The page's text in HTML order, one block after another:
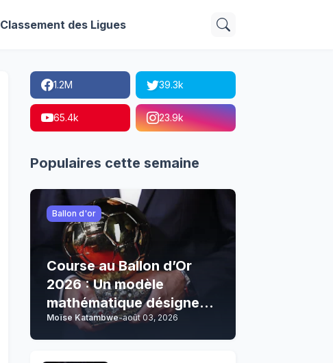
Classement des Ligues
1.2M 39.3k
65.4k 23.9k
Populaires cette semaine
Ballon d'or
Course au Ballon d’Or
2026 : Un modèle
mathématique désigne
son grand favori !
Moïse Katambwe-août 03, 2026